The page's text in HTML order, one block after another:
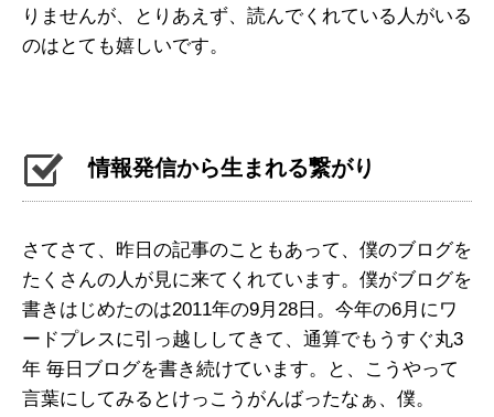
りませんが、とりあえず、読んでくれている人がいる
のはとても嬉しいです。
情報発信から生まれる繋がり
さてさて、昨日の記事のこともあって、僕のブログを
たくさんの人が見に来てくれています。僕がブログを
書きはじめたのは2011年の9月28日。今年の6月にワ
ードプレスに引っ越ししてきて、通算でもうすぐ丸3
年 毎日ブログを書き続けています。と、こうやって
言葉にしてみるとけっこうがんばったなぁ、僕。